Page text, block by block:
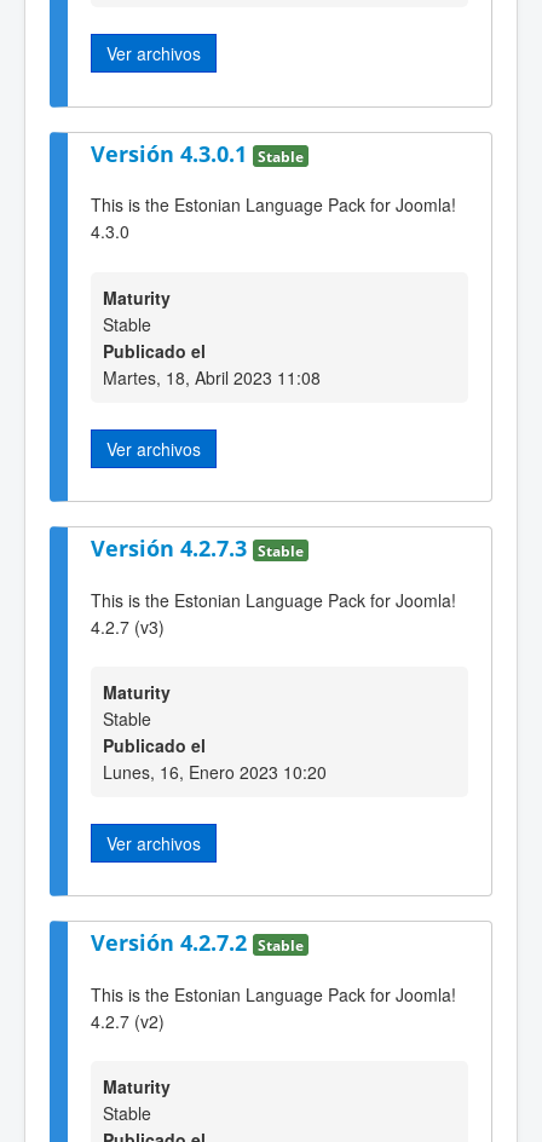
Ver archivos
Versión 4.3.0.1 Stable
This is the Estonian Language Pack for Joomla!
4.3.0
Maturity
Stable
Publicado el
Martes, 18, Abril 2023 11:08
Ver archivos
Versión 4.2.7.3 Stable
This is the Estonian Language Pack for Joomla!
4.2.7 (v3)
Maturity
Stable
Publicado el
Lunes, 16, Enero 2023 10:20
Ver archivos
Versión 4.2.7.2 Stable
This is the Estonian Language Pack for Joomla!
4.2.7 (v2)
Maturity
Stable